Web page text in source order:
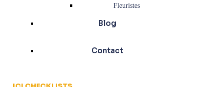
Fleuristes
Blog
Contact